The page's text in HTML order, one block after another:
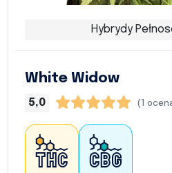
Hybrydy
White Widow
5,0 (1